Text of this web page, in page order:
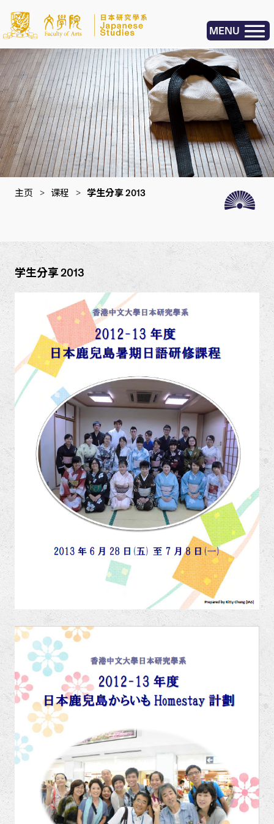
MENU
主页 > 课程 > 学生分享 2013
学生分享 2013